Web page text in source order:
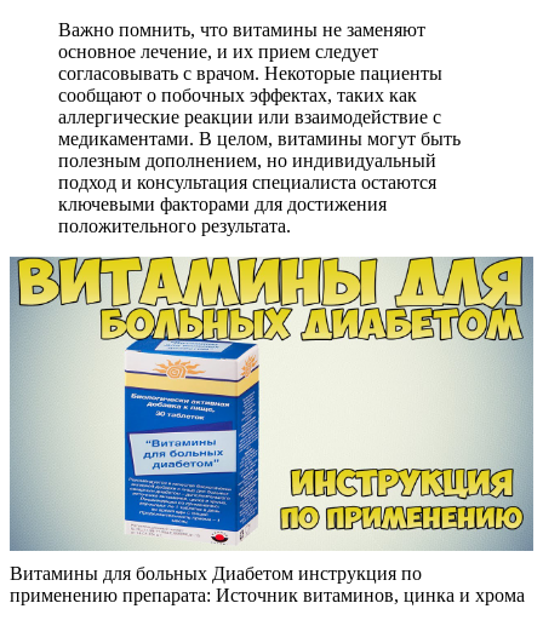
Важно помнить, что витамины не заменяют
основное лечение, и их прием следует
согласовывать с врачом. Некоторые пациенты
сообщают о побочных эффектах, таких как
аллергические реакции или взаимодействие с
медикаментами. В целом, витамины могут быть
полезным дополнением, но индивидуальный
подход и консультация специалиста остаются
ключевыми факторами для достижения
положительного результата.
Витамины для больных Диабетом инструкция по
применению препарата: Источник витаминов, цинка и хрома